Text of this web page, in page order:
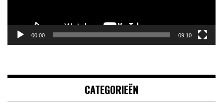
00:00 09:10
CATEGORIEËN